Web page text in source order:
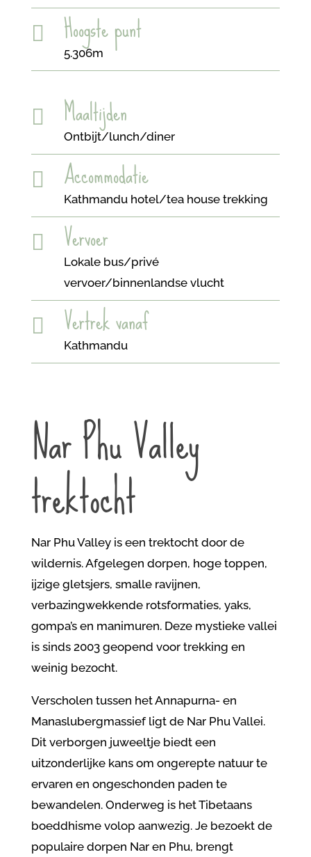
 Hoogste punt
5.306m
 Maaltijden
Ontbijt/lunch/diner
 Accommodatie
Kathmandu hotel/tea house trekking
 Vervoer
Lokale bus/privé
vervoer/binnenlandse vlucht
 Vertrek vanaf
Kathmandu
Nar Phu Valley
trektocht
Nar Phu Valley is een trektocht door de
wildernis. Afgelegen dorpen, hoge toppen,
ijzige gletsjers, smalle ravijnen,
verbazingwekkende rotsformaties, yaks,
gompa’s en manimuren. Deze mystieke vallei
is sinds 2003 geopend voor trekking en
weinig bezocht.
Verscholen tussen het Annapurna- en
Manaslubergmassief ligt de Nar Phu Vallei.
Dit verborgen juweeltje biedt een
uitzonderlijke kans om ongerepte natuur te
ervaren en ongeschonden paden te
bewandelen. Onderweg is het Tibetaans
boeddhisme volop aanwezig.Je bezoekt de
populaire dorpen Nar en Phu, brengt